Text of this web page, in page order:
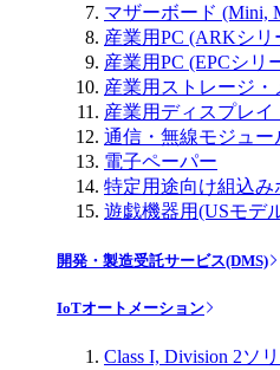
マザーボード (Mini,
産業用PC (ARKシリ
産業用PC (EPCシリ
産業用ストレージ・
産業用ディスプレ
通信・無線モジュー
電子ペーパー
特定用途向け組込み
遊戯機器用(USモデ
開発・製造受託サービス(DMS)
IoTオートメーション
Class I, Division 2ソ